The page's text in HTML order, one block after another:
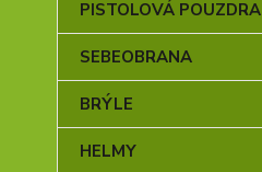
PISTOLOVÁ POUZDRA
SEBEOBRANA
BRÝLE
HELMY